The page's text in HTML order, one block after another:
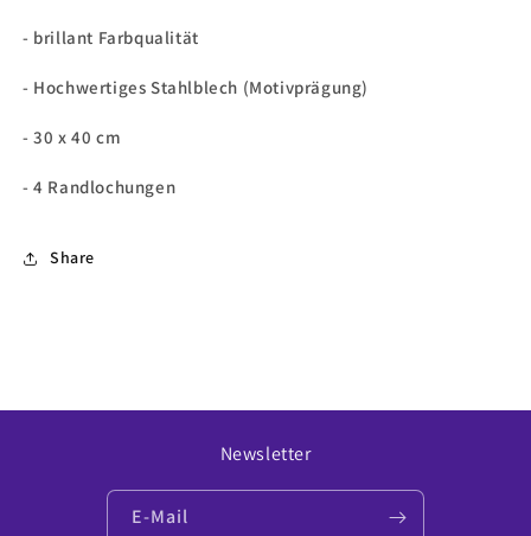
- brillant Farbqualität
- Hochwertiges Stahlblech (Motivprägung)
- 30 x 40 cm
- 4 Randlochungen
Share
Newsletter
E-Mail